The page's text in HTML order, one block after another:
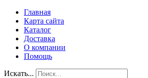
Главная
Карта сайта
Каталог
Доставка
О компании
Помощь
Искать...